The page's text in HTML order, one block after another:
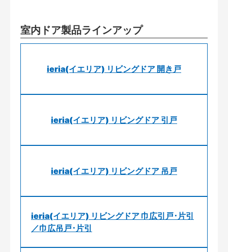
室内ドア製品ラインアップ
ieria(イエリア) リビングドア 開き戸
ieria(イエリア) リビングドア 引戸
ieria(イエリア) リビングドア 吊戸
ieria(イエリア) リビングドア 巾広引戸･片引
／巾広吊戸･片引